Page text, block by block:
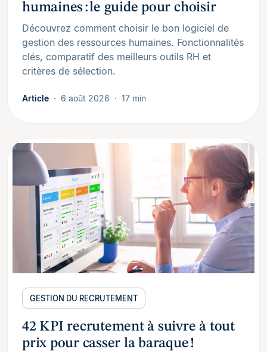
humaines : le guide pour choisir
Découvrez comment choisir le bon logiciel de
gestion des ressources humaines. Fonctionnalités
clés, comparatif des meilleurs outils RH et
critères de sélection.
Article 6 août 2026 17 min
GESTION DU RECRUTEMENT
42 KPI recrutement à suivre à tout
prix pour casser la baraque !